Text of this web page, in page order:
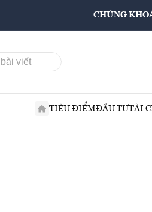
CHỨNG
TIÊU ĐIỂMĐẦU TƯTÀI